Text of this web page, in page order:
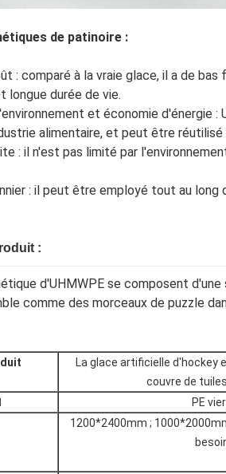
de patinoire :
: comparé à la vraie glace, il a de
longue durée de vie.
et économie d'énergie
alimentaire, et peut être
: il n'est pas limité par
: il peut être employé tout au long
:
d'UHMWPE se composent
comme des morceaux de puzzle
La glace artificielle d'hockey
couvre de
PE
1200*2400mm ;